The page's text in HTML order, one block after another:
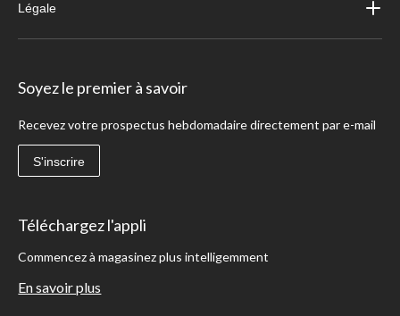
Légale
Soyez le premier à savoir
Recevez votre prospectus hebdomadaire directement par e-mail
S'inscrire
Téléchargez l'appli
Commencez à magasinez plus intelligemment
En savoir plus